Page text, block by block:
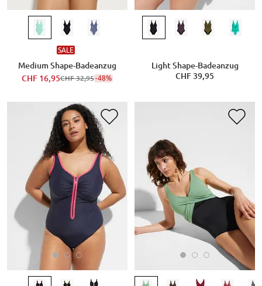
SALE
Medium Shape-Badeanzug
CHF 16,95CHF 32,95-48%
Light Shape-Badeanzug
CHF 39,95